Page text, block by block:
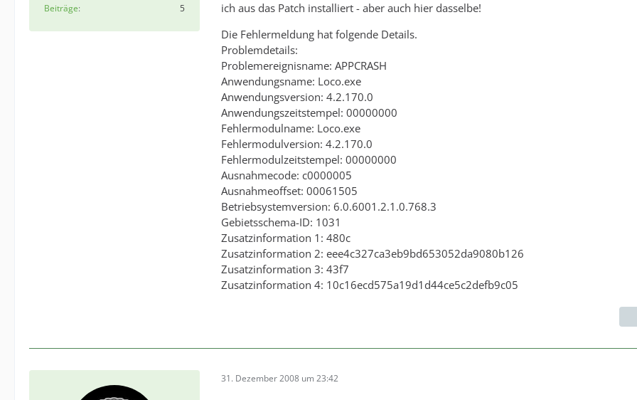
Beiträge 5
ich aus das Patch installiert - aber auch hier dasselbe!
Die Fehlermeldung hat folgende Details.
Problemdetails:
Problemereignisname: APPCRASH
Anwendungsname: Loco.exe
Anwendungsversion: 4.2.170.0
Anwendungszeitstempel: 00000000
Fehlermodulname: Loco.exe
Fehlermodulversion: 4.2.170.0
Fehlermodulzeitstempel: 00000000
Ausnahmecode: c0000005
Ausnahmeoffset: 00061505
Betriebsystemversion: 6.0.6001.2.1.0.768.3
Gebietsschema-ID: 1031
Zusatzinformation 1: 480c
Zusatzinformation 2: eee4c327ca3eb9bd653052da9080b126
Zusatzinformation 3: 43f7
Zusatzinformation 4: 10c16ecd575a19d1d44ce5c2defb9c05
31. Dezember 2008 um 23:42